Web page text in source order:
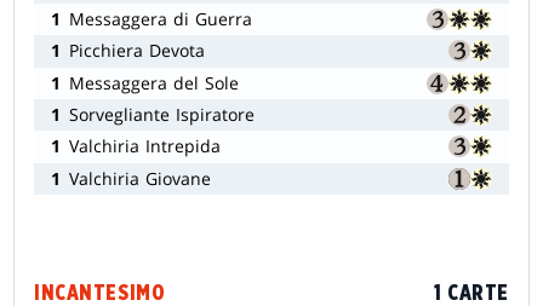
1 Messaggera di Guerra
1 Picchiera Devota
1 Messaggera del Sole
1 Sorvegliante Ispiratore
1 Valchiria Intrepida
1 Valchiria Giovane
INCANTESIMO 1 CARTE